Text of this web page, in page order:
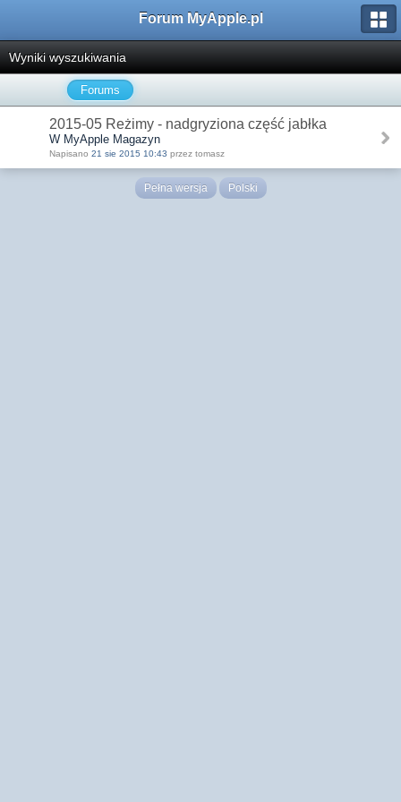
Forum MyApple.pl
Wyniki wyszukiwania
Forums
2015-05 Reżimy - nadgryziona część jabłka
W MyApple Magazyn
Napisano 21 sie 2015 10:43 przez tomasz
Pełna wersja Polski